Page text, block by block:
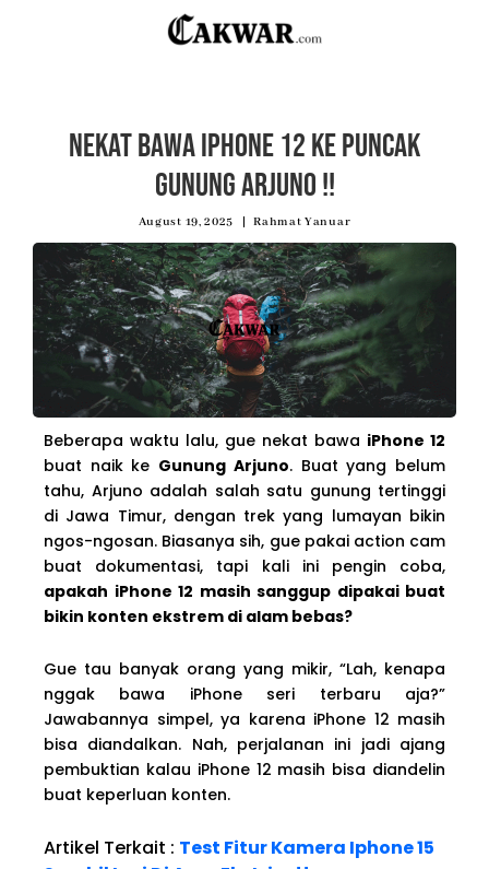
Nekat Bawa iPhone 12 Ke Puncak
Gunung Arjuno !!
August 19, 2025 Rahmat Yanuar
Beberapa waktu lalu, gue nekat bawa iPhone 12
buat naik ke Gunung Arjuno. Buat yang belum
tahu, Arjuno adalah salah satu gunung tertinggi
di Jawa Timur, dengan trek yang lumayan bikin
ngos-ngosan. Biasanya sih, gue pakai action cam
buat dokumentasi, tapi kali ini pengin coba,
apakah iPhone 12 masih sanggup dipakai buat
bikin konten ekstrem di alam bebas?
Gue tau banyak orang yang mikir, “Lah, kenapa
nggak bawa iPhone seri terbaru aja?”
Jawabannya simpel, ya karena iPhone 12 masih
bisa diandalkan. Nah, perjalanan ini jadi ajang
pembuktian kalau iPhone 12 masih bisa diandelin
buat keperluan konten.
Artikel Terkait : Test Fitur Kamera Iphone 15